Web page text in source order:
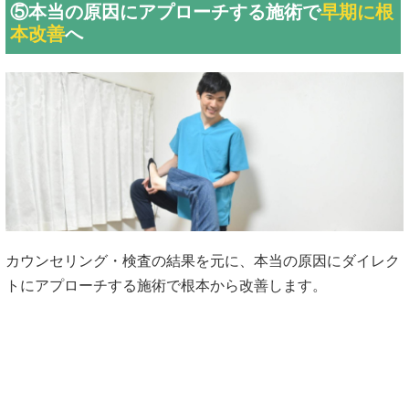
⑤本当の原因にアプローチする施術で早期に根
本改善へ
カウンセリング・検査の結果を元に、本当の原因にダイレク
トにアプローチする施術で根本から改善します。